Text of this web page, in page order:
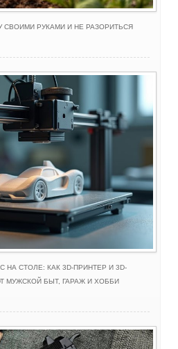
СВОИМИ РУКАМИ И НЕ РАЗОРИТЬСЯ
НА СТОЛЕ: КАК 3D-ПРИНТЕР И 3D-
МУЖСКОЙ БЫТ, ГАРАЖ И ХОББИ